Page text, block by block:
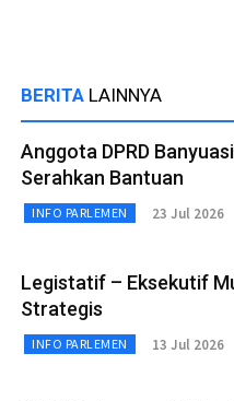
BERITA LAINNYA
Anggota DPRD
Serahkan Bantuan
INFO PARLEMEN 23 Jul 2026
Legistatif – Eksekutif
Strategis
INFO PARLEMEN 13 Jul 2026